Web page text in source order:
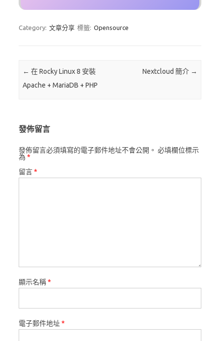
Category: 文章分享 標籤: Opensource
Post navigation
← 在 Rocky Linux 8 安裝
Apache + MariaDB + PHP
Nextcloud 簡介 →
發佈留言
發佈留言必須填寫的電子郵件地址不會公開。 必填欄位標示
為 *
留言*
顯示名稱*
電子郵件地址*